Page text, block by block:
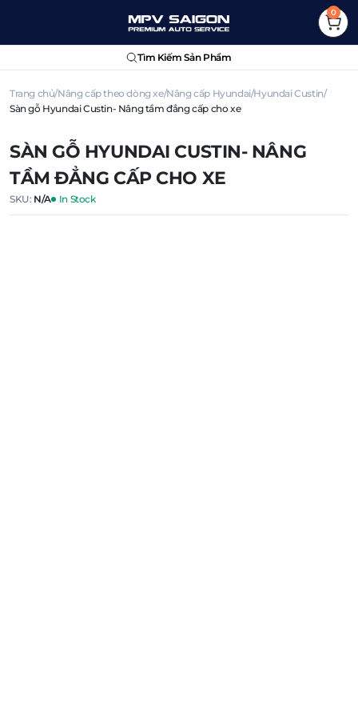
0
Tìm Kiếm Sản Phẩm
Trang chủ Nâng cấp theo dòng xe Nâng cấp Hyundai Hyundai Custin
Sàn gỗ Hyundai Custin- Nâng tầm đẳng cấp cho xe
SÀN GỖ HYUNDAI CUSTIN- NÂNG
TẦM ĐẲNG CẤP CHO XE
SKU: N/A In Stock